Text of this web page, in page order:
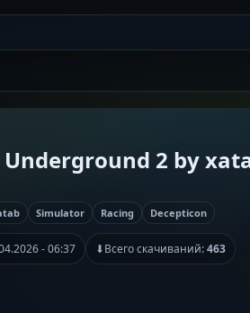
Underground 2 by
Simulator Racing Decepticon
- 06:37 ⬇Всего скачиваний:463